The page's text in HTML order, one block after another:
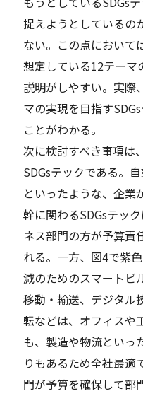
捉えようとしているの
ない。この点において
想定している12テーマ
説明がしやすい。実際
マの実現を目指す
ことがわかる。
次に検討すべき事項は
SDGsテックである。
といったような、企業
幹に関わるSDGsテッ
ネス部門の方が予算責
れる。一方、図4で紫
減のためのスマートビ
移動・輸送、デジタル
転などは、オフィスや
も、製造や物流といっ
りもあるため全社最
門が予算を確保して部